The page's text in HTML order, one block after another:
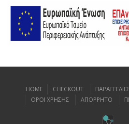
Ο ιστοχώρος μας κάνει χρήση cookies
HOME CHECKOUT ΠΑΡΑΓΓΕΛΙΕΣ
ΟΡΟΙ ΧΡΗΣΗΣ
ΑΠΟΡΡΗΤΟ